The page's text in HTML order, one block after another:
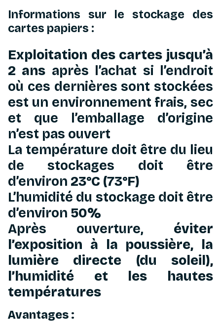
Informations sur le stockage des
cartes papiers :
Exploitation des cartes jusqu’à
2 ans après l’achat si l’endroit
où ces dernières sont stockées
est un environnement frais, sec
et que l’emballage d’origine
n’est pas ouvert
La température doit être du lieu
de stockages doit être
d’environ 23°C (73°F)
L’humidité du stockage doit être
d’environ 50%
Après ouverture, éviter
l’exposition à la poussière, la
lumière directe (du soleil),
l’humidité et les hautes
températures
Avantages :